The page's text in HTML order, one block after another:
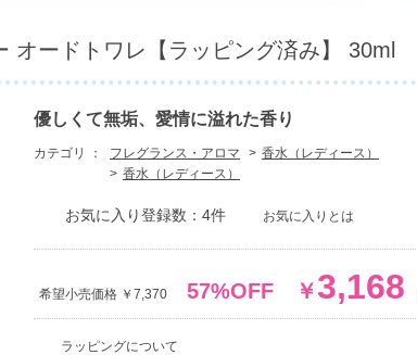
オードトワレ【ラッピング済み】 30ml
優しくて無垢、愛情に溢れた香り
カテゴリ ： フレグランス・アロマ
香水（レディース）
香水（レディース）
お気に入り登録数：4件 お気に入りとは
希望小売価格 ￥7,370 57%OFF ￥3,168
ラッピングについて